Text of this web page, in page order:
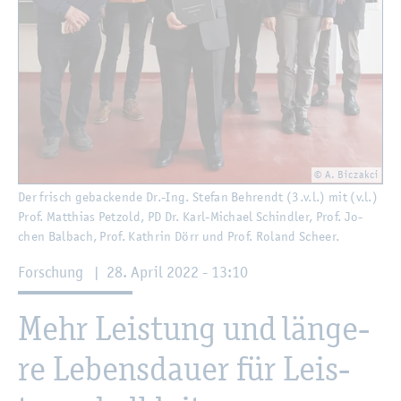
© A. Biczak­ci
Der frisch ge­ba­cken­de Dr.-Ing. Ste­fan Beh­rendt (3.v.l.) mit (v.l.)
Prof. Mat­thi­as Pet­zold, PD Dr. Karl-Mi­cha­el Schind­ler, Prof. Jo­
chen Bal­bach, Prof. Kath­rin Dörr und Prof. Ro­land Scheer.
For­schung | 28. April 2022 - 13:10
Mehr Leis­tung und län­ge­
re Le­bens­dau­er für Leis­